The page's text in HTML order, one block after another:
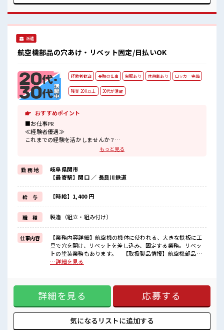
派遣
航空機部品の穴あけ・リベット固定/日払いOK
経験者歓迎 長期の仕事 制服あり 休憩室あり ロッカー完備
残業 20H以上 30代が活躍
おすすめポイント
■お仕事PR
≪経験者優遇≫
これまでの経験を活かしませんか？
≪稼ぎたい人向け≫
高収入を希望される方にオススメ。
残業は月20時間以上あります♪
≪動きやすい制服アリ≫
制服があるので、
毎日の服装の悩み解消♪
≪収入アップを目指せる≫
高時給だらけの派遣のお仕事です！
■職場の雰囲気
休憩室で自分タイム！
のんびりスマホチェック♪
職場にはロッカー完備！
もっと見る
勤 務 地
岐阜県関市
【最寄駅】関口 ／ 長良川鉄道
給 与 【時給】1,400 円
職 種 製造（組立・組み付け）
仕事内容
【業務内容詳細】航空機の機体に使われる、大きな鉄板に工
具で穴を開け、リベットを差し込み、固定する業務。リベッ
トの塗装業務もあります。 【取扱製品情報】航空機部品 ■
お仕事PR ≪経験者優遇≫ これまでの経験を活かしませんか？
メ。 残業は月20時間以上あります♪ ≪動きやすい制服アリ≫
制服があるので、 毎日の服装の悩み解消♪ ≪収入アップを目
指せる≫ 高時給だらけの派遣のお仕事です！ ■職場の雰囲気
休憩室で自分タイム！ のんびりスマホチェック♪ 職場にはロ
ッカー完備！ 私物の置きすぎには注意が必要ですね★ 残業が
多めだからしっかり稼ぎたい方にもオススメ！
…詳細を見る
詳細を見る 応募する
気になるリストに追加する